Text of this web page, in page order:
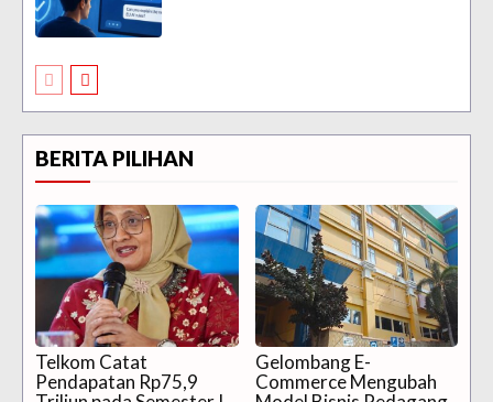
BERITA PILIHAN
Telkom Catat
Pendapatan Rp75,9
Gelombang E-
Commerce Mengubah